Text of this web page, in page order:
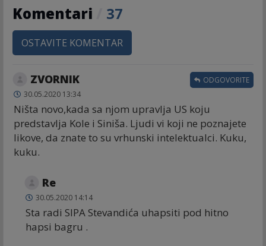
Komentari 37
OSTAVITE KOMENTAR
ZVORNIK
30.05.2020 13:34
Ništa novo,kada sa njom upravlja US koju
predstavlja Kole i Siniša. Ljudi vi koji ne poznajete
likove, da znate to su vrhunski intelektualci. Kuku,
kuku.
ODGOVORITE
Re
30.05.2020 14:14
Sta radi SIPA Stevandića uhapsiti pod hitno
hapsi bagru .